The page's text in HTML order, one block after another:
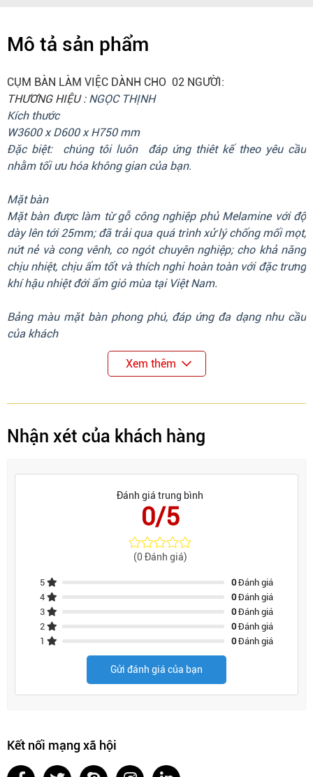
Mô tả sản phẩm
CỤM BÀN LÀM VIỆC DÀNH CHO 02 NGƯỜI:
THƯƠNG HIỆU :NGỌC THỊNH
Kích thước
W3600 x D600 x H750 mm
Đặc biệt: chúng tôi luôn đáp ứng thiêt kế theo yêu cầu
nhằm tối ưu hóa không gian của bạn.
Mặt bàn
Mặt bàn được làm từ gỗ công nghiệp phủ Melamine với độ
dày lên tới 25mm; đã trải qua quá trình xử lý chống mối mọt,
nứt nẻ và cong vênh, co ngót chuyên nghiệp; cho khả năng
chịu nhiệt, chịu ẩm tốt và thích nghi hoàn toàn với đặc trưng
khí hậu nhiệt đới ẩm gió mùa tại Việt Nam.
Bảng màu mặt bàn phong phú, đáp ứng đa dạng nhu cầu
của khách
Xem thêm
Nhận xét của khách hàng
Đánh giá trung bình
0/5
(0 Đánh giá)
5 0Đánh giá
4
0Đánh giá
3
0Đánh giá
2
0Đánh giá
1
0Đánh giá
Gửi đánh giá của bạn
Kết nối mạng xã hội